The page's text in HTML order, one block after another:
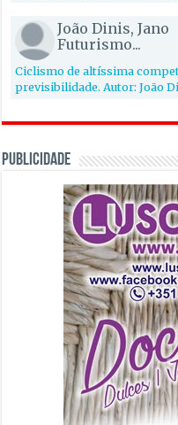
João Dinis, Jano
Futurismo...
Ciclismo de altíssima
previsibilidade. Autor: João
PUBLICIDADE